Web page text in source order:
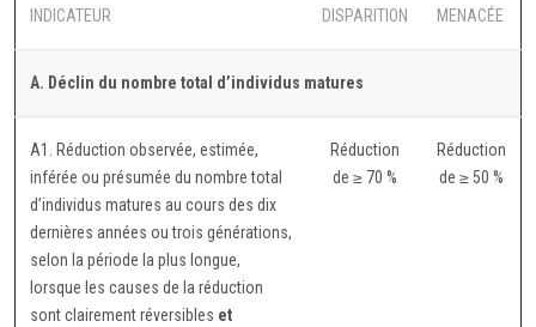
INDICATEUR
DISPARITION
MENACÉE
A. Déclin du nombre total d’individus matures
A1. Réduction observée, estimée,
inférée ou présumée du nombre total
d’individus matures au cours des dix
dernières années ou trois générations,
selon la période la plus longue,
lorsque les causes de la réduction
sont clairement réversibles et
Réduction
de ≥ 70 %
Réduction
de ≥ 50 %